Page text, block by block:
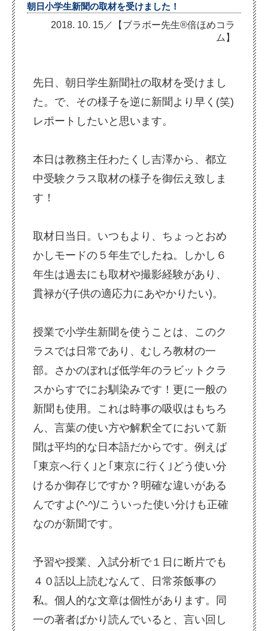
朝日小学生新聞の取材を受けました！
2018. 10. 15／【ブラボー先生®倍ほめコラ
ム】
先日、朝日学生新聞社の取材を受けまし
た。で、その様子を逆に新聞より早く(笑)
レポートしたいと思います。
本日は教務主任わたくし吉澤から、都立
中受験クラス取材の様子を御伝え致しま
す！
取材日当日。いつもより、ちょっとおめ
かしモードの５年生でしたね。しかし６
年生は過去にも取材や撮影経験があり、
貫禄が(子供の適応力にあやかりたい)。
授業で小学生新聞を使うことは、このク
ラスでは日常であり、むしろ教材の一
部。さかのぼれば低学年のラビットクラ
スからすでにお馴染みです！更に一般の
新聞も使用。これは時事の吸収はもちろ
ん、言葉の使い方や解釈全てにおいて新
聞は平均的な日本語だからです。例えば
｢東京へ行く｣と｢東京に行く｣どう使い分
けるか御存じですか？明確な違いがある
んですよ(^-^)/こういった使い分けも正確
なのが新聞です。
予習や授業、入試分析で１日に断片でも
４０話以上読むなんて、日常茶飯事の
私。個人的な文章は個性があります。同
一の著者ばかり読んでいると、言い回し